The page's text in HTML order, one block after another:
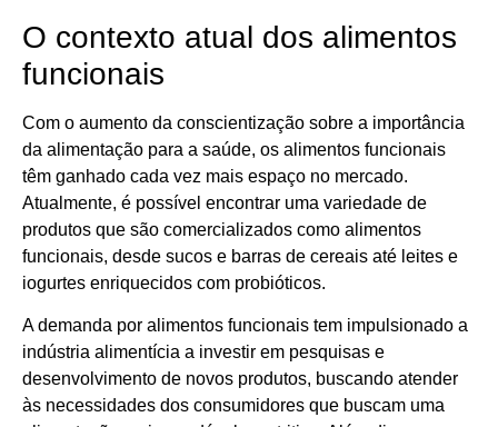
O contexto atual dos alimentos
funcionais
Com o aumento da conscientização sobre a importância
da alimentação para a saúde, os alimentos funcionais
têm ganhado cada vez mais espaço no mercado.
Atualmente, é possível encontrar uma variedade de
produtos que são comercializados como alimentos
funcionais, desde sucos e barras de cereais até leites e
iogurtes enriquecidos com probióticos.
A demanda por alimentos funcionais tem impulsionado a
indústria alimentícia a investir em pesquisas e
desenvolvimento de novos produtos, buscando atender
às necessidades dos consumidores que buscam uma